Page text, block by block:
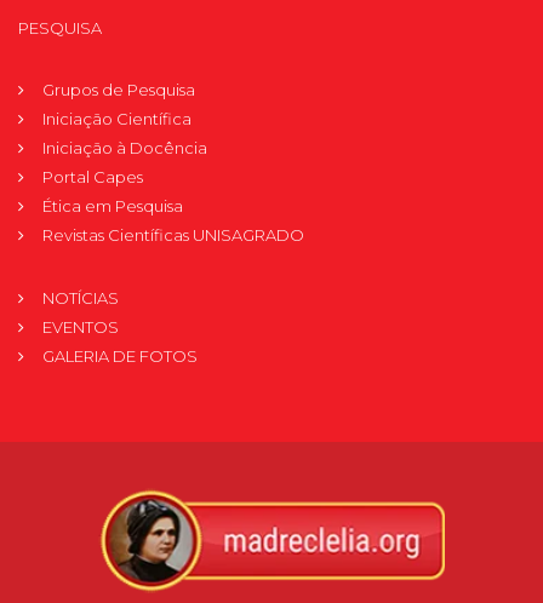
PESQUISA
Grupos de Pesquisa
Iniciação Científica
Iniciação à Docência
Portal Capes
Ética em Pesquisa
Revistas Científicas UNISAGRADO
NOTÍCIAS
EVENTOS
GALERIA DE FOTOS